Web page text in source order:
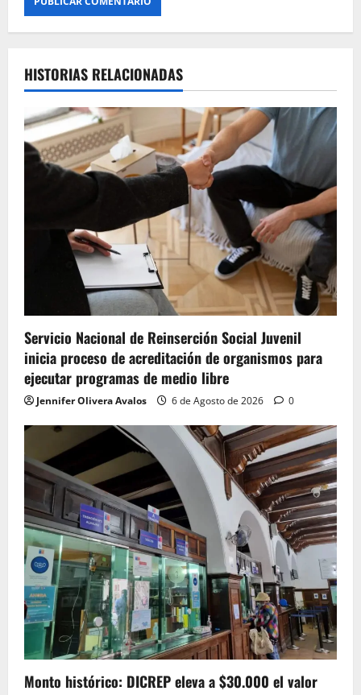
HISTORIAS RELACIONADAS
Servicio Nacional de Reinserción Social Juvenil
inicia proceso de acreditación de organismos para
ejecutar programas de medio libre
Jennifer Olivera Avalos 6 de Agosto de 2026 0
Monto histórico: DICREP eleva a $30.000 el valor